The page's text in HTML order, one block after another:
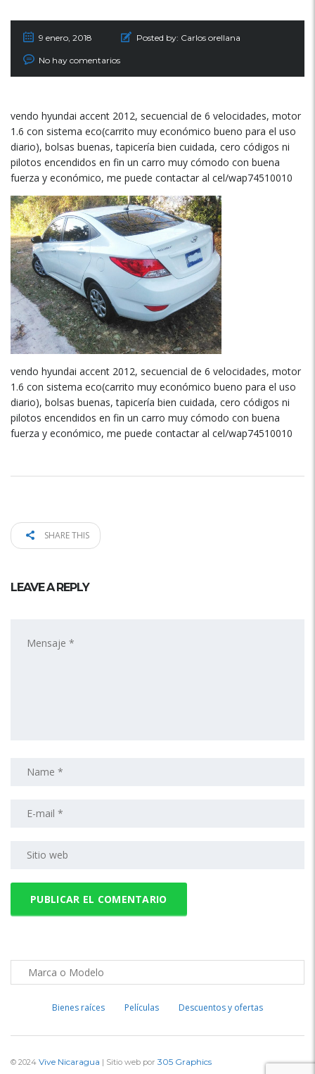
9 enero, 2018 Posted by: Carlos orellana
No hay comentarios
vendo hyundai accent 2012, secuencial de 6 velocidades, motor
1.6 con sistema eco(carrito muy económico bueno para el uso
diario), bolsas buenas, tapicería bien cuidada, cero códigos ni
pilotos encendidos en fin un carro muy cómodo con buena
fuerza y económico, me puede contactar al cel/wap74510010
vendo hyundai accent 2012, secuencial de 6 velocidades, motor
1.6 con sistema eco(carrito muy económico bueno para el uso
diario), bolsas buenas, tapicería bien cuidada, cero códigos ni
pilotos encendidos en fin un carro muy cómodo con buena
fuerza y económico, me puede contactar al cel/wap74510010
SHARE THIS
LEAVE A REPLY
Bienes raíces Películas Descuentos y ofertas
© 2024 Vive Nicaragua | Sitio web por 305 Graphics